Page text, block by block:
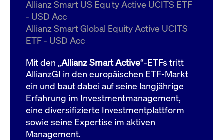
Allianz Smart US Equity Active UCITS ETF
- USD Acc
Allianz Smart Global Equity Active UCITS
ETF - USD Acc
Mit den „Allianz Smart Active“-ETFs tritt
AllianzGI in den europäischen ETF-Markt
ein und baut dabei auf seine langjährige
Erfahrung im Investmentmanagement,
eine diversifizierte Investmentplattform
sowie seine Expertise im aktiven
Management.
ApplicationGatewayAffinityCORS
boerse.com